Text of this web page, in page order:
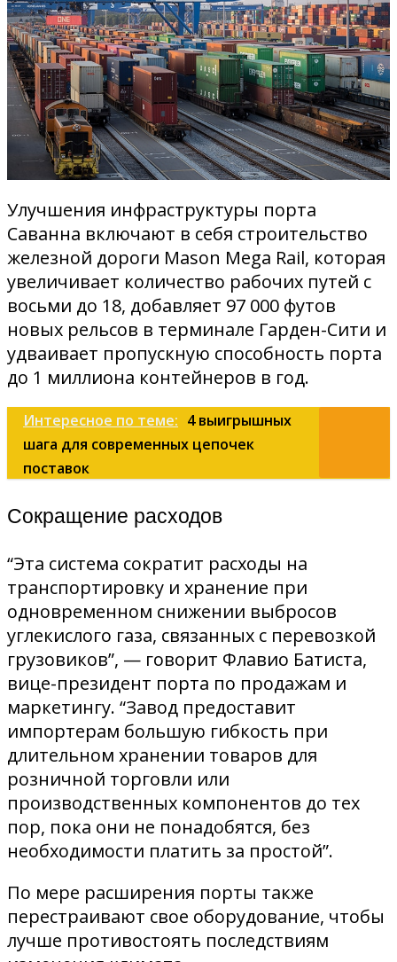
Улучшения инфраструктуры порта
Саванна включают в себя строительство
железной дороги Mason Mega Rail, которая
увеличивает количество рабочих путей с
восьми до 18, добавляет 97 000 футов
новых рельсов в терминале Гарден-Сити и
удваивает пропускную способность порта
до 1 миллиона контейнеров в год.
Интересное по теме: 4 выигрышных
шага для современных цепочек
поставок
Сокращение расходов
“Эта система сократит расходы на
транспортировку и хранение при
одновременном снижении выбросов
углекислого газа, связанных с перевозкой
грузовиков”, — говорит Флавио Батиста,
вице-президент порта по продажам и
маркетингу. “Завод предоставит
импортерам большую гибкость при
длительном хранении товаров для
розничной торговли или
производственных компонентов до тех
пор, пока они не понадобятся, без
необходимости платить за простой”.
По мере расширения порты также
перестраивают свое оборудование, чтобы
лучше противостоять последствиям